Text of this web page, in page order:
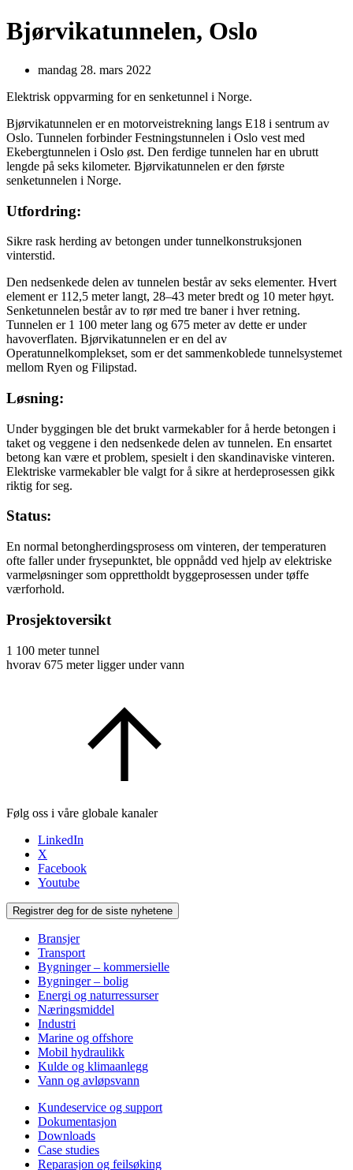
Bjørvikatunnelen, Oslo
mandag 28. mars 2022
Elektrisk oppvarming for en senketunnel i Norge.
Bjørvikatunnelen er en motorveistrekning langs E18 i sentrum av
Oslo. Tunnelen forbinder Festningstunnelen i Oslo vest med
Ekebergtunnelen i Oslo øst. Den ferdige tunnelen har en ubrutt
lengde på seks kilometer. Bjørvikatunnelen er den første
senketunnelen i Norge.
Utfordring:
Sikre rask herding av betongen under tunnelkonstruksjonen
vinterstid.
Den nedsenkede delen av tunnelen består av seks elementer. Hvert
element er 112,5 meter langt, 28–43 meter bredt og 10 meter høyt.
Senketunnelen består av to rør med tre baner i hver retning.
Tunnelen er 1 100 meter lang og 675 meter av dette er under
havoverflaten. Bjørvikatunnelen er en del av
Operatunnelkomplekset, som er det sammenkoblede tunnelsystemet
mellom Ryen og Filipstad.
Løsning:
Under byggingen ble det brukt varmekabler for å herde betongen i
taket og veggene i den nedsenkede delen av tunnelen. En ensartet
betong kan være et problem, spesielt i den skandinaviske vinteren.
Elektriske varmekabler ble valgt for å sikre at herdeprosessen gikk
riktig for seg.
Status:
En normal betongherdingsprosess om vinteren, der temperaturen
ofte faller under frysepunktet, ble oppnådd ved hjelp av elektriske
varmeløsninger som opprettholdt byggeprosessen under tøffe
værforhold.
Prosjektoversikt
1 100 meter tunnel
hvorav 675 meter ligger under vann
Følg oss i våre globale kanaler
LinkedIn
X
Facebook
Youtube
Registrer deg for de siste nyhetene
Bransjer
Transport
Bygninger – kommersielle
Bygninger – bolig
Energi og naturressurser
Næringsmiddel
Industri
Marine og offshore
Mobil hydraulikk
Kulde og klimaanlegg
Vann og avløpsvann
Kundeservice og support
Dokumentasjon
Downloads
Case studies
Reparasjon og feilsøking